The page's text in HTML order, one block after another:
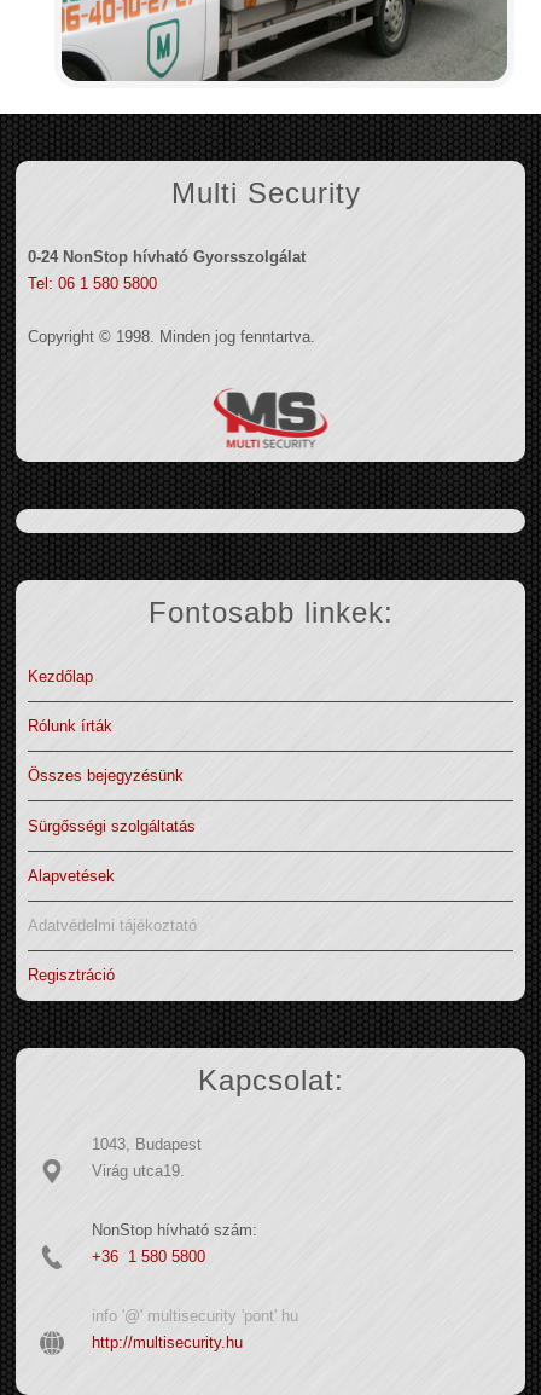
Multi Security
0-24 NonStop hívható Gyorsszolgálat
Tel: 06 1 580 5800
Copyright © 1998. Minden jog fenntartva.
Fontosabb linkek:
Kezdőlap
Rólunk írták
Összes bejegyzésünk
Sürgősségi szolgáltatás
Alapvetések
Adatvédelmi tájékoztató
Regisztráció
Kapcsolat:
1043, Budapest
Virág utca19.
NonStop hívható szám:
+36 1 580 5800
info '@' multisecurity 'pont' hu
http://multisecurity.hu